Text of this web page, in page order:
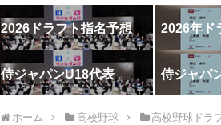
2026ドラフト指名予想 2026年ド
侍ジャパンU18代表 侍ジャパ
ホーム 高校野球 高校野球ドラ